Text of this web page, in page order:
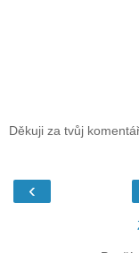
Děkuji za tvůj
‹